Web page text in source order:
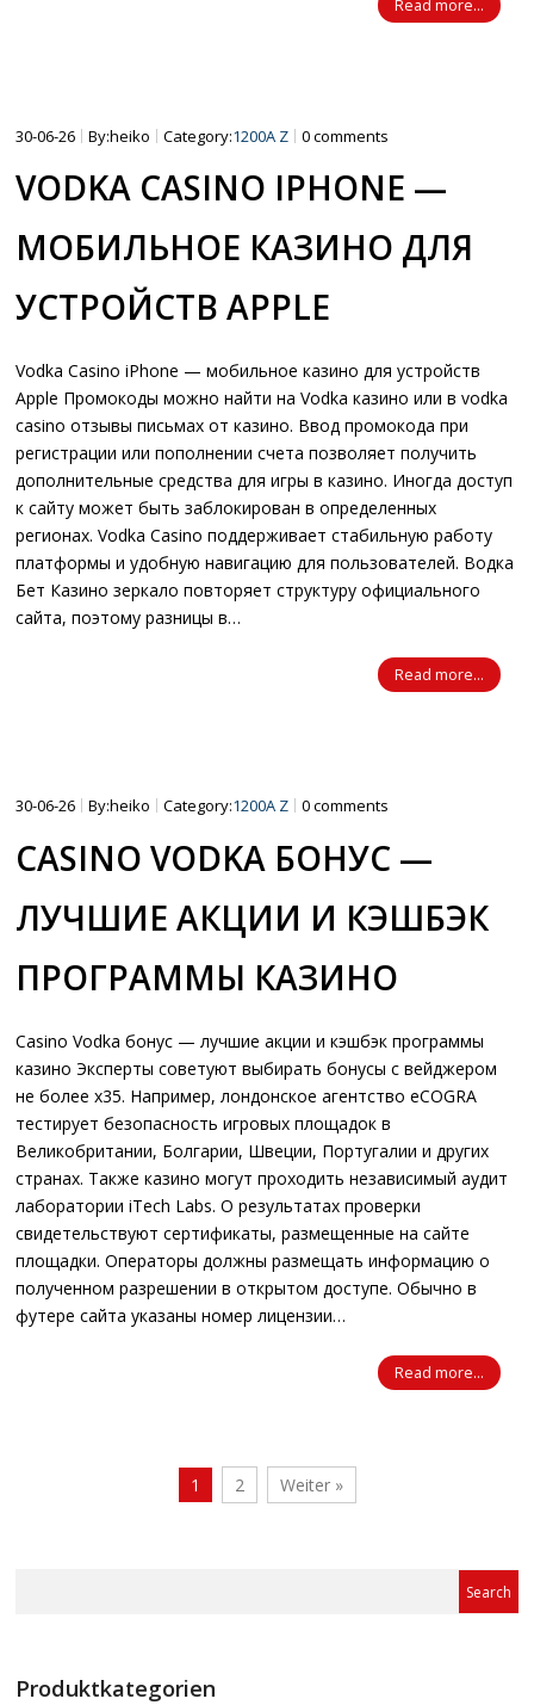
Read more...
30-06-26 By:heiko Category:1200A Z 0 comments
VODKA CASINO IPHONE —
МОБИЛЬНОЕ КАЗИНО ДЛЯ
УСТРОЙСТВ APPLE
Vodka Casino iPhone — мобильное казино для устройств
Apple Промокоды можно найти на Vodka казино или в vodka
casino отзывы письмах от казино. Ввод промокода при
регистрации или пополнении счета позволяет получить
дополнительные средства для игры в казино. Иногда доступ
к сайту может быть заблокирован в определенных
регионах. Vodka Casino поддерживает стабильную работу
платформы и удобную навигацию для пользователей. Водка
Бет Казино зеркало повторяет структуру официального
сайта, поэтому разницы в…
Read more...
30-06-26 By:heiko Category:1200A Z 0 comments
CASINO VODKA БОНУС —
ЛУЧШИЕ АКЦИИ И КЭШБЭК
ПРОГРАММЫ КАЗИНО
Casino Vodka бонус — лучшие акции и кэшбэк программы
казино Эксперты советуют выбирать бонусы с вейджером
не более х35. Например, лондонское агентство eCOGRA
тестирует безопасность игровых площадок в
Великобритании, Болгарии, Швеции, Португалии и других
странах. Также казино могут проходить независимый аудит
лаборатории iTech Labs. О результатах проверки
свидетельствуют сертификаты, размещенные на сайте
площадки. Операторы должны размещать информацию о
полученном разрешении в открытом доступе. Обычно в
футере сайта указаны номер лицензии…
Read more...
1 2 Weiter »
Produktkategorien